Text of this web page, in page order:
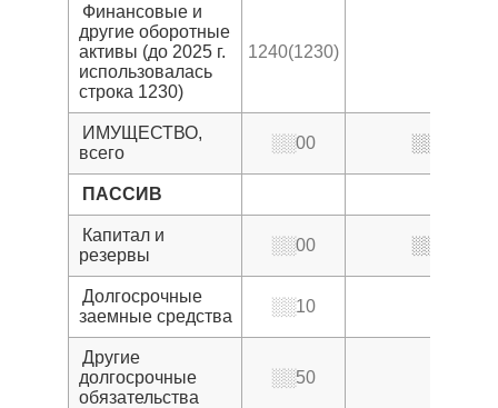
Финансовые и
другие оборотные
активы (до 2025 г.
использовалась
строка 1230)
1240(1230)
ИМУЩЕСТВО,
всего
░░00 ░░3
ПАССИВ
Капитал и
резервы
░░00 ░░0
Долгосрочные
заемные средства
░░10
Другие
долгосрочные
обязательства
░░50